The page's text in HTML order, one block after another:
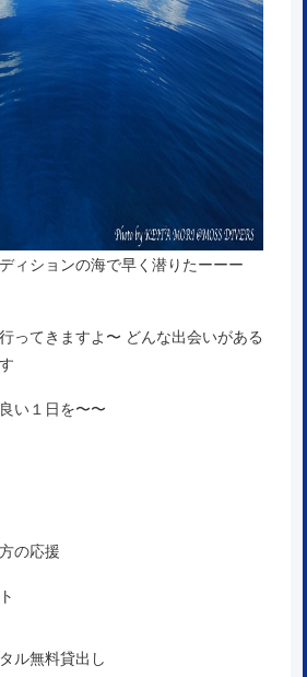
ィションの海で早く潜りたーーー
ってきますよ〜 どんな出会いがある
い１日を〜〜
の応援
ル無料貸出し